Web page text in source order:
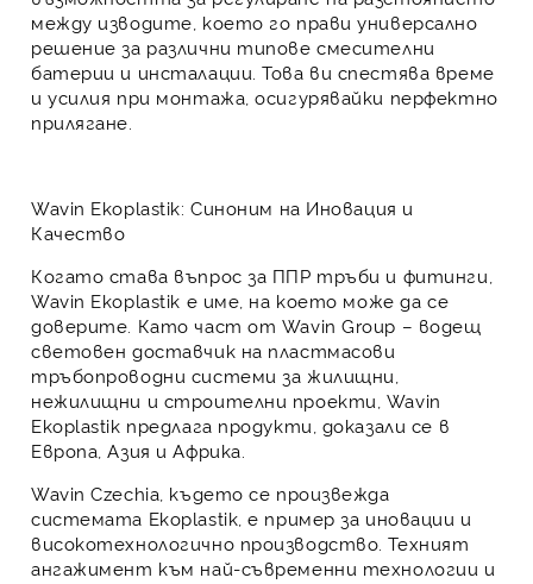
между изводите, което го правиуниверсално
решение за различни типове смесителни
батерии и инсталации. Това ви спестява време
и усилия при монтажа, осигурявайки перфектно
прилягане
Wavin Ekoplastik: Синоним на Иновация и
Качество
Когато става въпрос за ППР тръби и фитинги
Wavin Ekoplastik е име, на което може да се
доверите. Като част от Wavin Group – водещ
световен доставчик на пластмасови
тръбопроводни системи за жилищни,
нежилищни и строителни проекти, Wavin
Ekoplastik предлага продукти, доказали се в
Европа, Азия и Африка
Wavin Czechia , където се произвежда
системата Ekoplastik, е пример за иновации и
високотехнологично производство . Техният
ангажимент към най-съвременни технологии и